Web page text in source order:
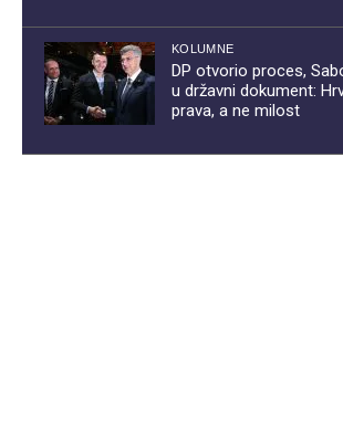
KOLUMNE
DP otvorio proces,
u državni dokument:
prava, a ne milost